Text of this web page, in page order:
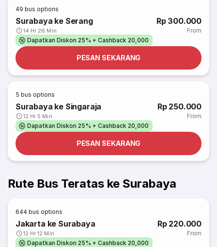
49 bus options
Surabaya ke Serang
14 Hr 26 Min
Rp 300.000
From
Dapatkan Diskon 25% + Cashback 20,000
PESAN SEKARANG
5 bus options
Surabaya ke Singaraja
12 Hr 5 Min
Rp 250.000
From
Dapatkan Diskon 25% + Cashback 20,000
PESAN SEKARANG
Rute Bus Teratas ke Surabaya
644 bus options
Jakarta ke Surabaya
12 Hr 12 Min
Rp 220.000
From
Dapatkan Diskon 25% + Cashback 20,000